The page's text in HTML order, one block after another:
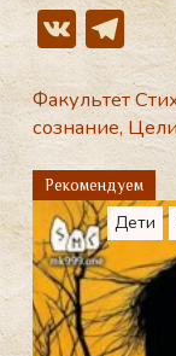
V
K
T
el
e
gr
a
m
Факультет
сознание,
Рекомендуем
Дети